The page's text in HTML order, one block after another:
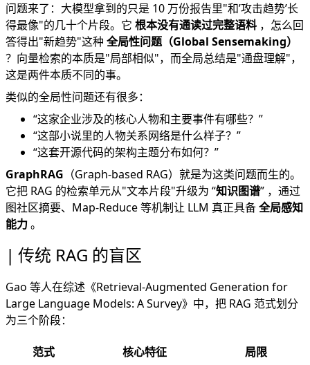
第四步：社区摘要
第五步：Map-Reduce 回答
效果对比
工程实现
什么时候用
总结
问题来了：大模型拿到的只是 10 万份报告里"和’攻击趋势’长
得最像"的几十个片段。它 根本没有通读过完整语料 ，怎么回
答得出"新趋势"这种 全局性问题（Global Sensemaking）
？向量检索的本质是"局部相似"，而全局总结是"通盘理解"，
这是两件本质不同的事。
类似的全局性问题还有很多：
“这家企业涉及的核心人物和主要事件有哪些？”
“这部小说里的人物关系网络是什么样子？”
“这套开源代码的架构主题分布如何？”
GraphRAG （Graph-based RAG）就是为这类问题而生的。
它把 RAG 的检索单元从"文本片段"升级为 “知识图谱” ，通过
图社区摘要、Map-Reduce 等机制让 LLM 真正具备全局感知
能力。
传统 RAG 的盲区
Gao 等人在综述《Retrieval-Augmented Generation for
Large Language Models: A Survey》中，把 RAG 范式划分
为三个阶段：
范式 核心特征
局限